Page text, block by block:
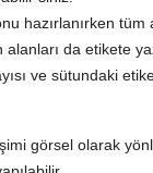
hazırlanırken tüm
da etikete
ve sütundaki
görsel olarak